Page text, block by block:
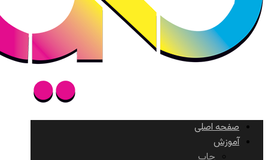
صفحه اصلی
آموزش